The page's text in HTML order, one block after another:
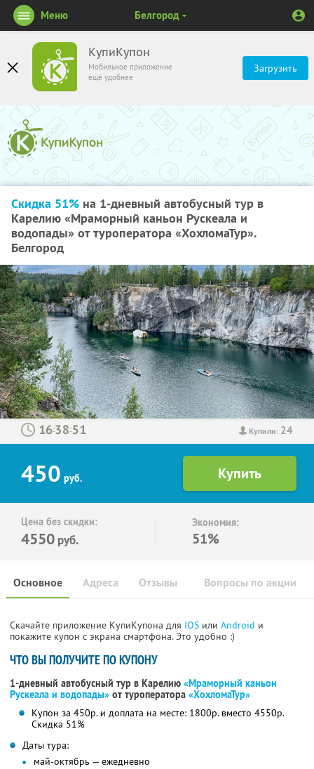
КупиКупон
Мобильное приложение
ещё удобнее
Загрузить
Меню Белгород
Скидка 51% на 1-дневный автобусный тур в
Карелию «Мраморный каньон Рускеала и
водопады» от туроператора «ХохломаТур».
Белгород
Купили: 24
: :
450 руб.
Цена без скидки:
4550 руб.
Экономия:
51%
Основное Отзывы Вопросы по акции
Адреса
Скачайте приложение КупиКупона для IOS или Android и
покажите купон с экрана смартфона. Это удобно :)
ЧТО ВЫ ПОЛУЧИТЕ ПО КУПОНУ
1-дневный автобусный тур в Карелию «Мраморный каньон
Рускеала и водопады» от туроператора «ХохломаТур»
Купон за 450р. и доплата на месте: 1800р. вместо 4550р.
Скидка 51%
Даты тура:
май-октябрь — ежедневно